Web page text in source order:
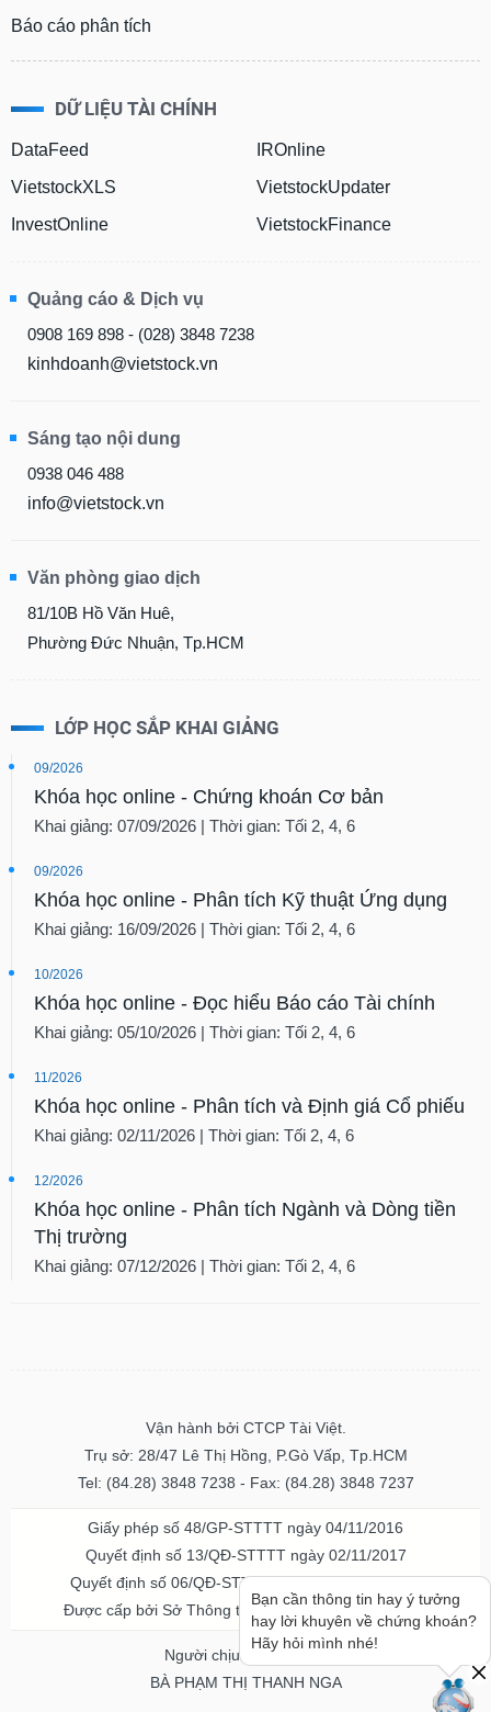
Báo cáo phân tích
DỮ LIỆU TÀI CHÍNH
DataFeed
VietstockXLS
InvestOnline
IROnline
VietstockUpdater
VietstockFinance
Quảng cáo & Dịch vụ
0908 169 898 - (028) 3848 7238
kinhdoanh@vietstock.vn
Sáng tạo nội dung
0938 046 488
info@vietstock.vn
Văn phòng giao dịch
81/10B Hồ Văn Huê,
Phường Đức Nhuận, Tp.HCM
LỚP HỌC SẮP KHAI GIẢNG
09/2026
Khóa học online - Chứng khoán Cơ bản
Khai giảng: 07/09/2026 | Thời gian: Tối 2, 4, 6
09/2026
Khóa học online - Phân tích Kỹ thuật Ứng dụng
Khai giảng: 16/09/2026 | Thời gian: Tối 2, 4, 6
10/2026
Khóa học online - Đọc hiểu Báo cáo Tài chính
Khai giảng: 05/10/2026 | Thời gian: Tối 2, 4, 6
11/2026
Khóa học online - Phân tích và Định giá Cổ phiếu
Khai giảng: 02/11/2026 | Thời gian: Tối 2, 4, 6
12/2026
Khóa học online - Phân tích Ngành và Dòng tiền
Thị trường
Khai giảng: 07/12/2026 | Thời gian: Tối 2, 4, 6
Vận hành bởi CTCP Tài Việt.
Trụ sở: 28/47 Lê Thị Hồng, P.Gò Vấp, Tp.HCM
Tel: (84.28) 3848 7238 - Fax: (84.28) 3848 7237
Giấy phép số 48/GP-STTTT ngày 04/11/2016
Quyết định số 13/QĐ-STTTT ngày 02/11/2017
Quyết định số 06/QĐ-STTTT-ICP ngày 20/07/2023
Được cấp bởi Sở Thông tin và Truyền thông TPHCM
Người chịu trách nhiệm
BÀ PHẠM THỊ THANH NGA
Bạn cần thông tin hay ý tưởng
hay lời khuyên về chứng khoán?
Hãy hỏi mình nhé!